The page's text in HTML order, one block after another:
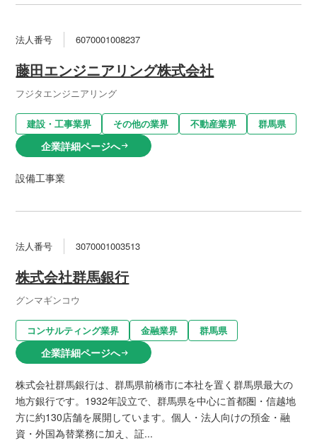
法人番号 6070001008237
藤田エンジニアリング株式会社
フジタエンジニアリング
建設・工事業界 その他の業界 不動産業界 群馬県
企業詳細ページへarrow_right_alt
設備工事業
法人番号 3070001003513
株式会社群馬銀行
グンマギンコウ
コンサルティング業界 金融業界 群馬県
企業詳細ページへarrow_right_alt
株式会社群馬銀行は、群馬県前橋市に本社を置く群馬県最大の
地方銀行です。1932年設立で、群馬県を中心に首都圏・信越地
方に約130店舗を展開しています。個人・法人向けの預金・融
資・外国為替業務に加え、証...